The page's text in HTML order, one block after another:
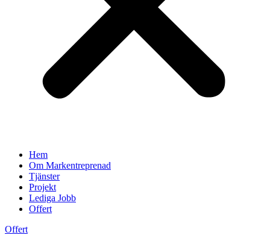
Hem
Om Markentreprenad
Tjänster
Projekt
Lediga Jobb
Offert
Offert